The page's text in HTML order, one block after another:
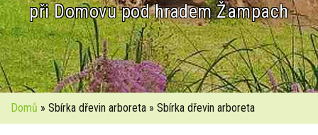
při Domovu pod hradem Žampach
Domů » Sbírka dřevin arboreta » Sbírka dřevin arboreta